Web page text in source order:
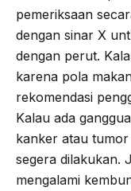
pemeriksaan
dengan sinar X
dengan perut.
karena pola
rekomendasi
Kalau ada
kanker atau
segera dilakukan.
mengalami